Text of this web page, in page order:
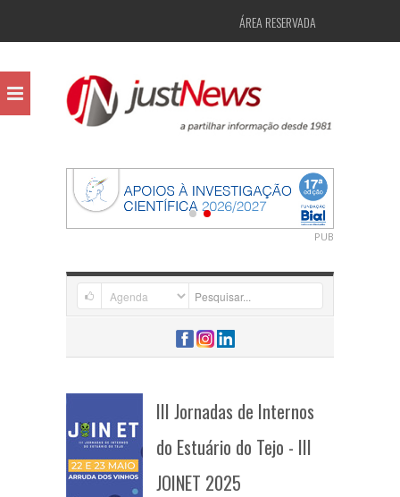
ÁREA RESERVADA
PUB
III Jornadas de Internos
do Estuário do Tejo - III
JOINET 2025